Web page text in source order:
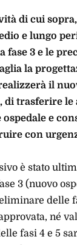
di cui
e lungo
3 e le
la
il
di trasferire
ospedale e
con
è stato
3 (nuovo
delle
né
fasi 4 e 5